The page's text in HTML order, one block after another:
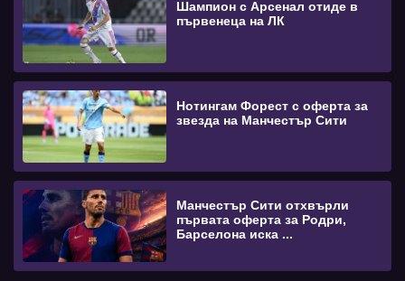
Шампион с Арсенал отиде в
първенеца на ЛК
Нотингам Форест с оферта за
звезда на Манчестър Сити
Манчестър Сити отхвърли
първата оферта за Родри,
Барселона иска ...